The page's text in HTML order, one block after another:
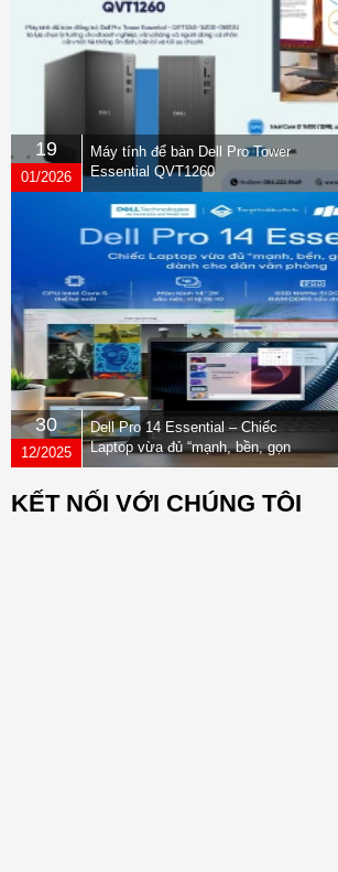
1. Chiều cao: 16,45 '' (417,9 mm) | 2.
6,94 '' (176,5 mm) | 3. Chiều sâu: 20,4 ''
Trọng lượng khởi điểm: 32 lb (15,9kg)
19
01/2026
Máy tính để bàn Dell Pro Tower
Essential QVT1260
30
12/2025
Dell Pro 14 Essential – Chiếc
Laptop vừa đủ “mạnh, bền, gọn
nhẹ” dành cho dân văn phòng
KẾT NỐI VỚI CHÚNG TÔI